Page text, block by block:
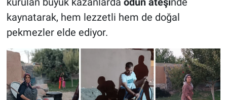
kaynatarak, hem lezzetli hem de doğal
pekmezler elde ediyor.